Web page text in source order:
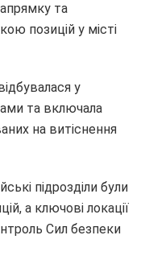
та
позицій у місті
у
та включала
на витіснення
підрозділи були
а ключові локації
Сил безпеки